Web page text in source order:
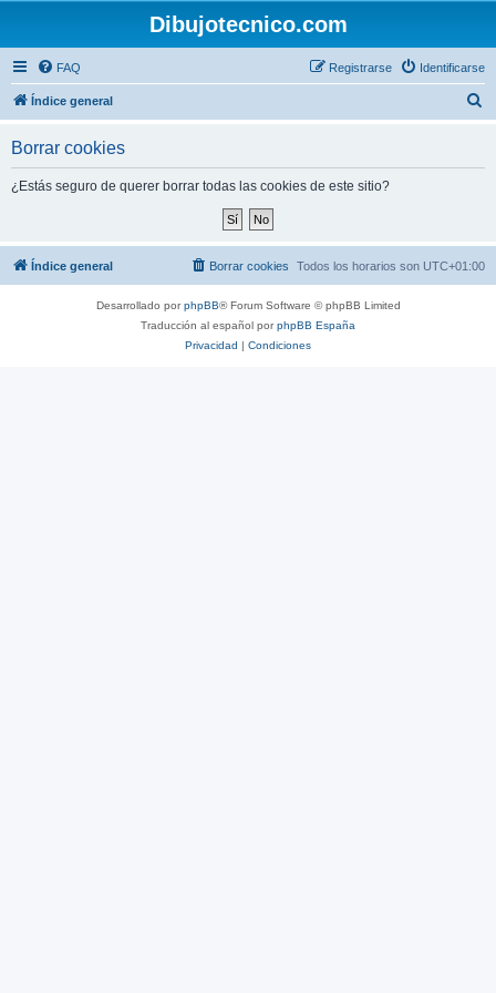
Dibujotecnico.com
FAQ Identificarse
Registrarse
Índice general
Borrar cookies
¿Estás seguro de querer borrar todas las cookies de este sitio?
Índice general Todos los horarios son UTC+01:00
Borrar cookies
Desarrollado porphpBB® Forum Software © phpBB Limited
Traducción al español porphpBB España
Privacidad | Condiciones